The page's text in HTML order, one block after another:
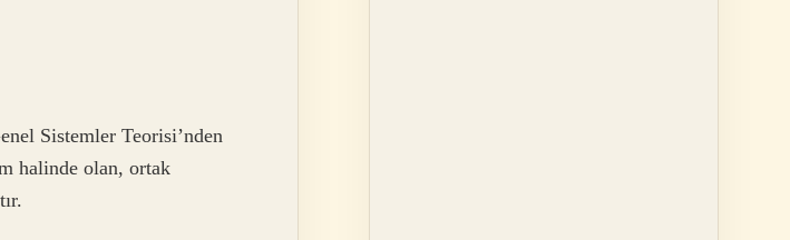
Sistemler Teorisi’nden
halinde olan, ortak